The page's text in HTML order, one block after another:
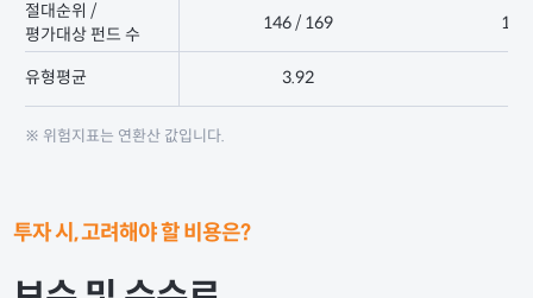
절대순위 /
평가대상 펀드 수
유형평균
146 / 169 105
3.92
※ 위험지표는 연환산 값입니다.
투자 시, 고려해야 할 비용은?